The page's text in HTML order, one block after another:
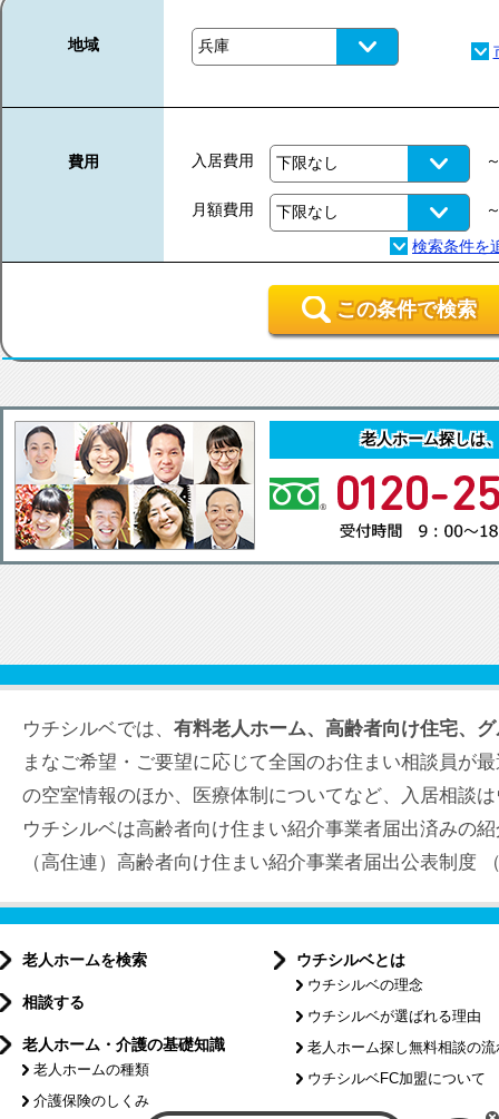
地域
費用 入居費用
月額費用
この条件で検索
老人ホーム探しは
ウチシルベでは、 有料老人ホーム、高齢者向け住宅、
まなご希望・ご要望に応じて全国のお住まい相談員が
の空室情報のほか、医療体制についてなど、入居相談
ウチシルベは高齢者向け住まい紹介事業者届出済みの
（高住連）高齢者向け住まい紹介事業者届出公表制度
老人ホームを検索
相談する
老人ホーム・介護の基礎知識
老人ホームの種類
介護保険のしくみ
ウチシルベとは
ウチシルベの理念
ウチシルベが選ばれる理由
老人ホーム探し無料相談の流
ウチシルベFC加盟について